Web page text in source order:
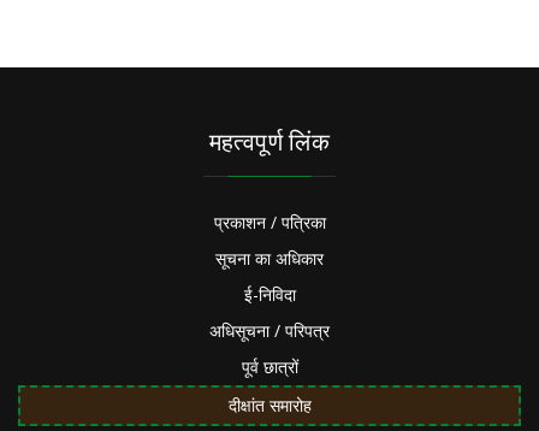
महत्वपूर्ण लिंक
प्रकाशन / पत्रिका
सूचना का अधिकार
ई-निविदा
अधिसूचना / परिपत्र
पूर्व छात्रों
दीक्षांत समारोह